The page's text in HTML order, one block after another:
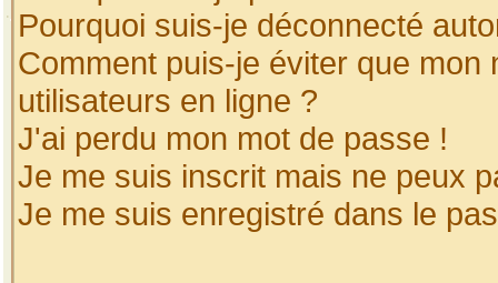
Pourquoi suis-je déconnecté
Comment puis-je éviter que
utilisateurs en ligne ?
J'ai perdu mon mot de passe !
Je me suis inscrit mais ne peux
Je me suis enregistré dans le